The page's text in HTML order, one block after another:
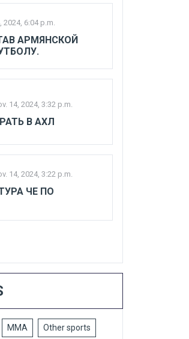
2024, 6:04 p.m.
АРМЯНСКОЙ
14, 2024, 3:32 p.m.
В АХЛ
14, 2024, 3:22 p.m.
ЧЕ ПО
MMA Other sports